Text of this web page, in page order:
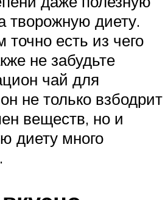
творожную диету.
есть из чего
не забудьте
чай для
не только взбодрит
веществ, но и
диету много